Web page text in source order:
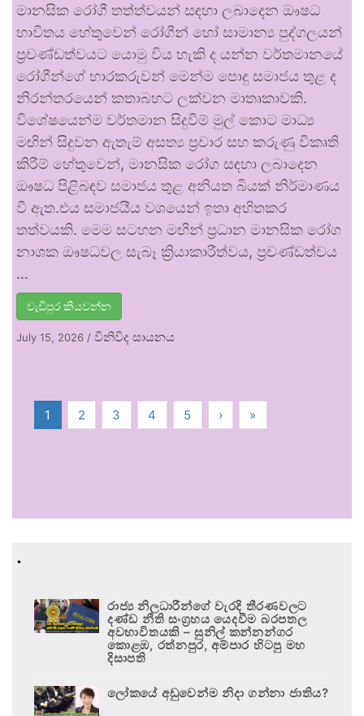
මානසික රෝගී තත්ත්වයන් සඳහා ලබාදෙන ඖෂධ
භාවිතය හේතුවෙන් රෝගීන් හෝ සාමාන්‍ය පුද්ගලයන්
ප්‍රචණ්ඩත්වයට යොමු විය හැකි ද යන්න වර්තමානයේ
රෝගීන්ගේ භාරකරුවන් මෙන්ම පොදු සමාජය තුළ ද
නිරන්තරයෙන් කතාබහට ලක්වන මාතෘකාවකි.
විශේෂයෙන්ම වර්තමාන සිදුවීම් මුල් කොට මාධ්‍ය
මඟින් සිදුවන ඇතැම් අසත්‍ය ප්‍රචාර සහ කරුණු විකෘති
කිරීම් හේතුවෙන්, මානසික රෝග සඳහා ලබාදෙන
ඖෂධ පිළිබඳව සමාජය තුළ අනියත බියක් නිර්මාණය
වී ඇත.එය සමාජයීය වශයෙන් ඉතා අහිතකර
තත්වයකි. මෙම සටහන මඟින් ප්‍රධාන මානසික රෝග
නාශක ඖෂධවල සැබෑ ක්‍රියාකාරීත්වය, ප්‍රචණ්ඩත්වය
…
වැඩිපුර කියවන්න
July 15, 2026 / විනිවිද සායනය
1 2 3 4 5 › »
.
රාජ්‍ය නිලධාරීන්ගේ වැරදි තීරණවලට
දණ්ඩ නීති සංග්‍රහය යෙදවීම බරපතල
අවභාවිතයකි – සුනිල් කන්නන්ගර
කොළඹ, රත්නපුර, අම්පාර හිටපු මහ
දිසාපති
ලෝකයේ අඩුවෙන්ම නිදා ගන්නා ජාතිය?